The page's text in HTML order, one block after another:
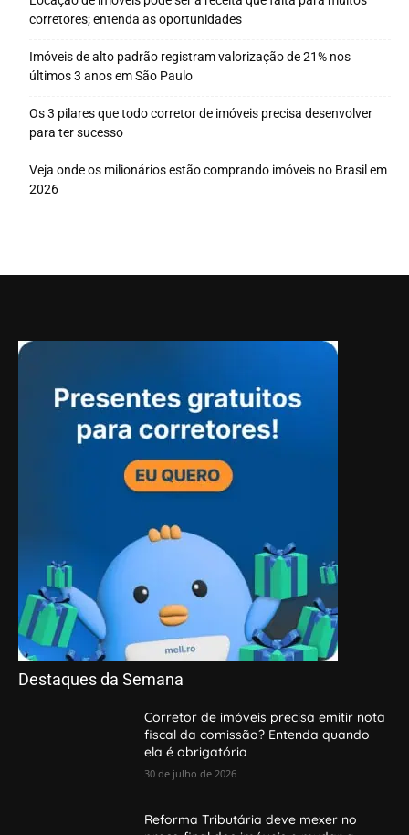
corretores; entenda as oportunidades
Imóveis de alto padrão registram valorização de 21% nos
últimos 3 anos em São Paulo
Os 3 pilares que todo corretor de imóveis precisa desenvolver
para ter sucesso
Veja onde os milionários estão comprando imóveis no Brasil em
2026
Destaques da Semana
Corretor de imóveis precisa emitir nota
fiscal da comissão? Entenda quando
ela é obrigatória
30 de julho de 2026
Reforma Tributária deve mexer no